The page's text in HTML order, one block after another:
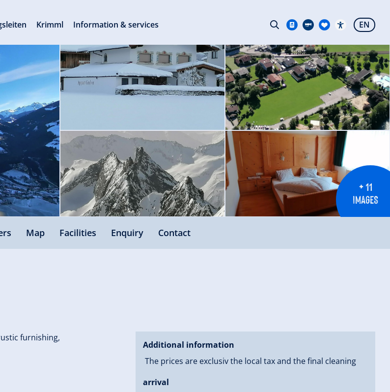
+ 11
IMAGES
Map Facilities Enquiry Contact
furnishing,
Additional information
The prices are exclusiv the local tax and the final cleaning
arrival
Krimml Information & services EN